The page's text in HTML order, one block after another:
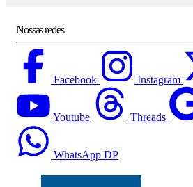
Nossas redes
Facebook Instagram
Youtube Threads
WhatsApp DP